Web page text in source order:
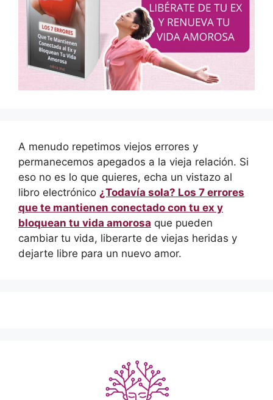
A menudo repetimos viejos errores y
permanecemos apegados a la vieja relación. Si
eso no es lo que quieres, echa un vistazo al
libro electrónico ¿Todavía sola? Los 7 errores
que te mantienen conectado con tu ex y
bloquean tu vida amorosa que pueden
cambiar tu vida, liberarte de viejas heridas y
dejarte libre para un nuevo amor.